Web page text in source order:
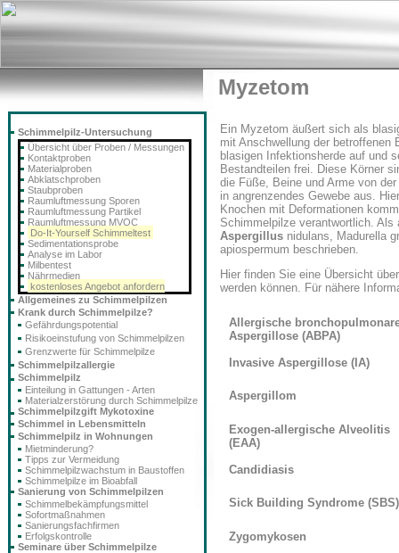
Myzetom
Ein Myzetom äußert sich als
mit Anschwellung der
blasigen Infektionsherde auf und
Bestandteilen frei. Diese Körner
die Füße, Beine und Arme von
in angrenzendes Gewebe aus.
Knochen mit Deformationen
Schimmelpilze verantwortlich.
Aspergillus nidulans, Madurella
apiospermum beschrieben.
Hier finden Sie eine Übersicht
werden können. Für nähere
Allergische
Aspergillose (ABPA)
Invasive Aspergillose (IA)
Aspergillom
Exogen-allergische Alveolitis
(EAA)
Candidiasis
Sick Building Syndrome (SBS)
Zygomykosen
Schimmelpilz-Untersuchung
Übersicht über Proben / Messungen
Kontaktproben
Materialproben
Abklatschproben
Staubproben
Raumluftmessung Sporen
Raumluftmessung Partikel
Raumluftmessung MVOC
Do-It-Yourself Schimmeltest
Sedimentationsprobe
Analyse im Labor
Milbentest
Nährmedien
kostenloses Angebot anfordern
Allgemeines zu Schimmelpilzen
Krank durch Schimmelpilze?
Gefährdungspotential
Risikoeinstufung von Schimmelpilzen
Grenzwerte für Schimmelpilze
Schimmelpilzallergie
Schimmelpilz
Einteilung in Gattungen - Arten
Materialzerstörung durch Schimmelpilze
Schimmelpilzgift Mykotoxine
Schimmel in Lebensmitteln
Schimmelpilz in Wohnungen
Mietminderung?
Tipps zur Vermeidung
Schimmelpilzwachstum in Baustoffen
Schimmelpilze im Bioabfall
Sanierung von Schimmelpilzen
Schimmelbekämpfungsmittel
Sofortmaßnahmen
Sanierungsfachfirmen
Erfolgskontrolle
Seminare über Schimmelpilze